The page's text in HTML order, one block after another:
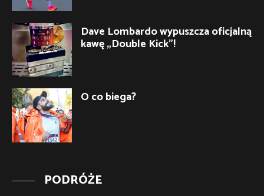
Dave Lombardo wypuszcza oficjalną
kawę „Double Kick”!
O co biega?
PODRÓŻE